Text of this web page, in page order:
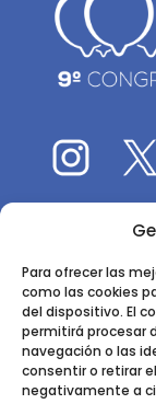
Para ofrecer las
como las cookies
del dispositivo. El
permitirá procesar
navegación o las
consentir o retirar
negativamente a
El 9CFE es
Ctra.